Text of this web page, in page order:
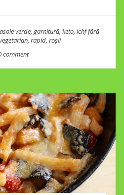
verde, garnitură, keto, lchf fără
, rapid, roșii
comment